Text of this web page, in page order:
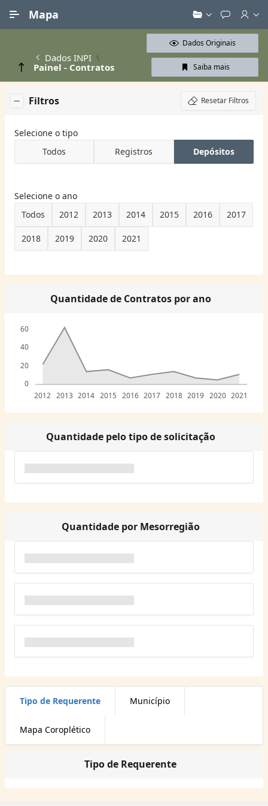
Mapa
Dados INPI
Painel - Contratos
Dados Originais
Saiba mais
Filtros Resetar Filtros
Selecione o tipo
Todos
Registros Depósitos
Selecione o ano
Todos
2012 2013 2014 2015 2016 2017
2018 2019 2020 2021
Quantidade de Contratos por ano
0
20
40
60
2012 2013 2014 2015 2016 2017 2018 2019 2020 2021
Quantidade pelo tipo de solicitação
Quantidade por Mesorregião
Tipo de Requerente Município
Mapa Coroplético
Tipo de Requerente